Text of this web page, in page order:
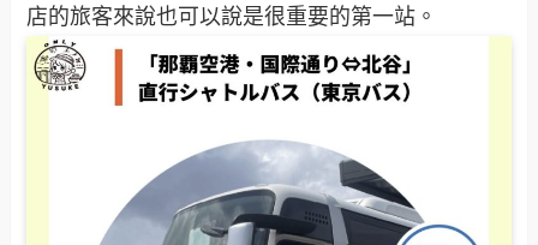
店的旅客來說也可以說是很重要的第一站。